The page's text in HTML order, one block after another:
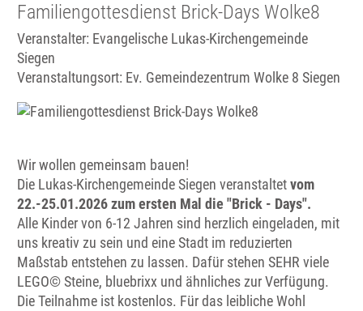
Familiengottesdienst Brick-Days Wolke8
Veranstalter: Evangelische Lukas-Kirchengemeinde
Siegen
Veranstaltungsort: Ev. Gemeindezentrum Wolke 8 Siegen
Wir wollen gemeinsam bauen!
Die Lukas-Kirchengemeinde Siegen veranstaltetvom
22.-25.01.2026 zum ersten Mal die "Brick - Days".
Alle Kinder von 6-12 Jahren sind herzlich eingeladen, mit
uns kreativ zu sein und eine Stadt im reduzierten
Maßstab entstehen zu lassen. Dafür stehen SEHR viele
LEGO© Steine, bluebrixx und ähnliches zur Verfügung.
Die Teilnahme ist kostenlos. Für das leibliche Wohl